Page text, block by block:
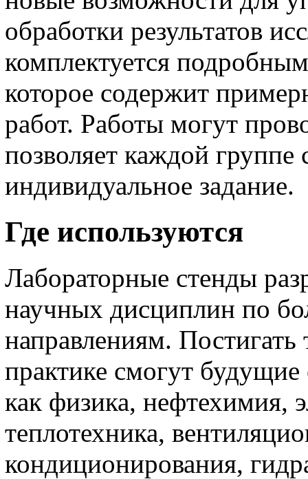
обработки результатов
комплектуется
которое содержит
работ. Работы могут
позволяет каждой группе
индивидуальное задание.
Где используются
Лабораторные стенды
научных дисциплин по
направлениям.
практике смогут будущие
как физика, нефтехимия,
теплотехника,
кондиционирования,